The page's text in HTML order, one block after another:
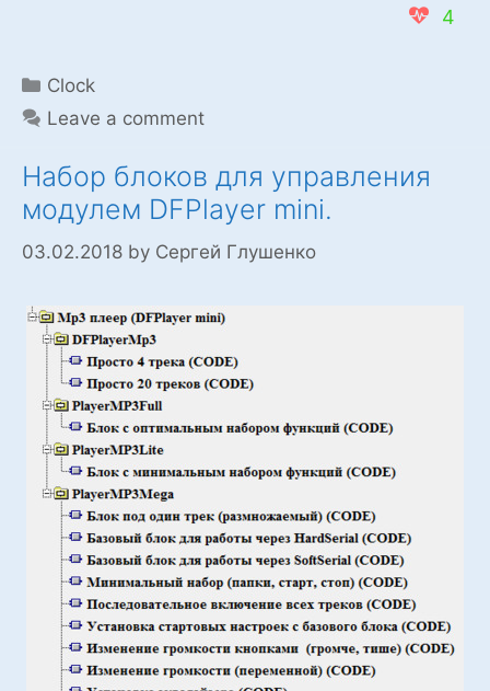
4
Categories
Clock
Leave a comment
Набор блоков для управления
модулем DFPlayer mini.
03.02.2018 by Сергей Глушенко